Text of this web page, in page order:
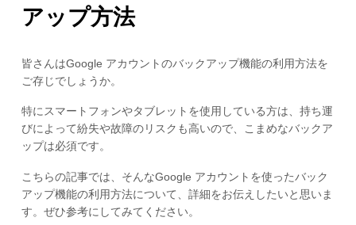
アップ方法
皆さんはGoogle アカウントのバックアップ機能の利用方法を
ご存じでしょうか。
特にスマートフォンやタブレットを使用している方は、持ち運
びによって紛失や故障のリスクも高いので、こまめなバックア
ップは必須です。
こちらの記事では、そんなGoogle アカウントを使ったバック
アップ機能の利用方法について、詳細をお伝えしたいと思いま
す。ぜひ参考にしてみてください。